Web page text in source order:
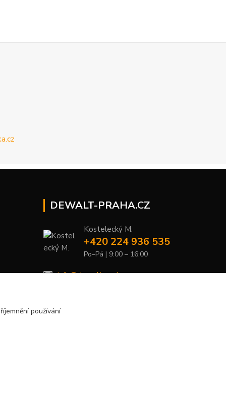
DEWALT-PRAHA.CZ
Kostelecký M.
+420 224 936 535
Po–Pá | 9:00 – 16:00
info@dewalt-praha.cz
používání